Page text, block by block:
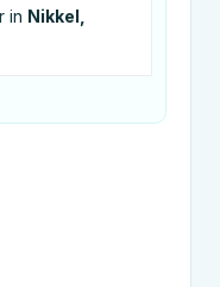
in Nikkel,